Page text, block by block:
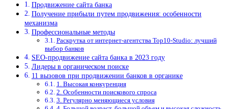
Продвижение сайта банка
Получение прибыли путем продвижения: особенности
механизма
Профессиональные методы
Раскрутка от интернет-агентства Top10-Studio: лучший
выбор банков
SEO-продвижение сайта банка в 2023 году
Лидеры в органическом поиске
11 вызовов при продвижении банков в органике
1. Высокая конкуренция
2. Особенности поискового спроса
3. Регулярно меняющиеся условия